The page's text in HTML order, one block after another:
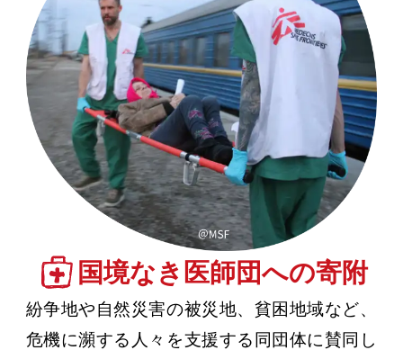
国境なき医師団への寄附
紛争地や自然災害の被災地、貧困地域など、
危機に瀕する人々を支援する同団体に賛同し